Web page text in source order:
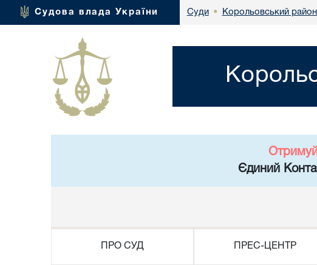
Судова влада України Суди • Корольовський
Єдиний
ПРО СУД ПРЕС-ЦЕНТР